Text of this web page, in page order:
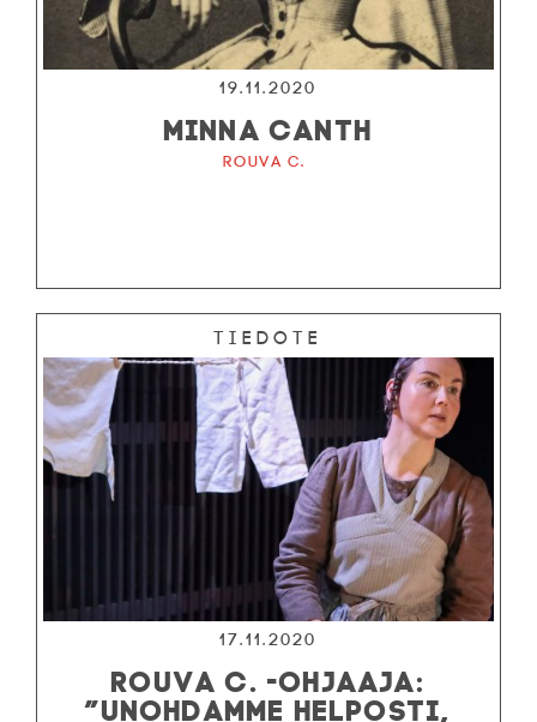
19.11.2020
MINNA CANTH
Rouva C.
Tiedote
17.11.2020
ROUVA C. -OHJAAJA:
”UNOHDAMME HELPOSTI,